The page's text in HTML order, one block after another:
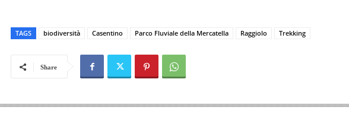
TAGS biodiversità Casentino Parco Fluviale della Mercatella Raggiolo Trekking
Share